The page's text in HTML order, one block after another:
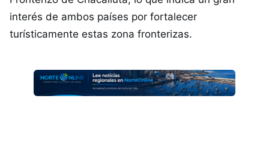
interés de ambos países por fortalecer
turísticamente estas zona fronterizas.